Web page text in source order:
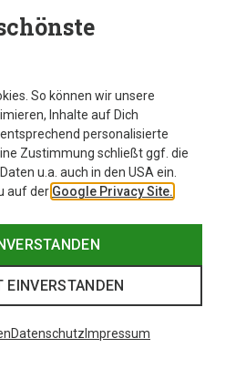
So können wir unsere
Inhalte auf Dich
personalisierte
Zustimmung schließt ggf. die
u.a. auch in den USA ein.
auf der Google Privacy Site.
EINVERSTANDEN
Datenschutz Impressum